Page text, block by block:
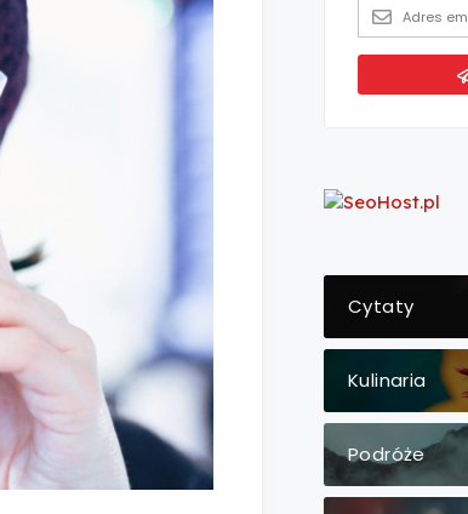
Cytaty
Kulinaria
Podróże